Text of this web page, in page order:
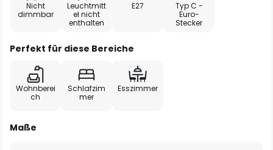
Nicht
dimmbar
Leuchtmitt
el nicht
enthalten
E27
Typ C -
Euro-
Stecker
Perfekt für diese Bereiche
Wohnberei
ch
Schlafzim
mer
Esszimmer
Maße